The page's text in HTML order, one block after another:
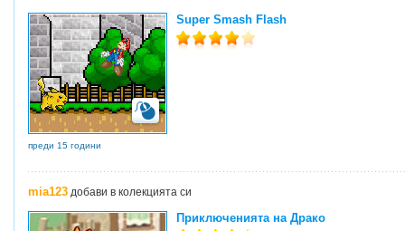
Super Smash Flash
преди 15 години
mia123 добави в колекцията си
Приключенията на Драко